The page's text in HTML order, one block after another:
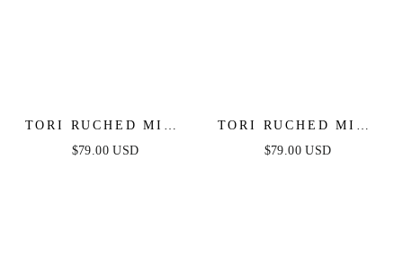
TORI RUCHED MINI
DRESS - RED
$79.00 USD
TORI RUCHED MINI
DRESS - HOT PINK
$79.00 USD